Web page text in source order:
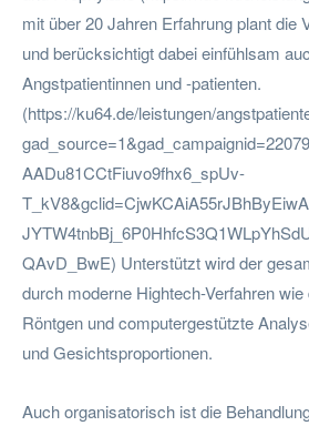
mit über 20 Jahren Erfahrung plant die
und berücksichtigt dabei einfühlsam
Angstpatientinnen und -patienten.
(https://ku64.de/leistungen/
AADu81CCtFiuvo9fhx6_spUv-
QAvD_BwE) Unterstützt wird der
durch moderne Hightech-Verfahren
Röntgen und computergestützte
und Gesichtsproportionen.
Auch organisatorisch ist die